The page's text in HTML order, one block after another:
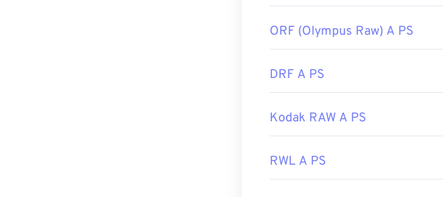
ORF (Olympus Raw) A PS
DRF A PS
Kodak RAW A PS
RWL A PS